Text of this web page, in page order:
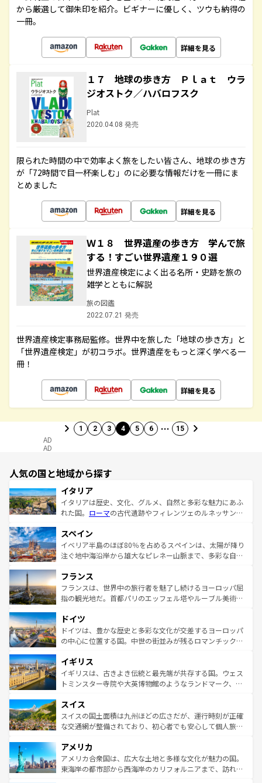
から厳選して御朱印を紹介。ビギナーに優しく、ツウも納得の
一冊。
詳細を見る
１７ 地球の歩き方 Ｐｌａｔ ウラ
ジオストク／ハバロフスク
Plat
2020.04.08 発売
限られた時間の中で効率よく旅をしたい皆さん、地球の歩き方
が「72時間で目一杯楽しむ」のに必要な情報だけを一冊にま
とめました
詳細を見る
Ｗ１８ 世界遺産の歩き方 学んで旅
する！すごい世界遺産１９０選
世界遺産検定によく出る名所・史跡を旅の
雑学とともに解説
旅の図鑑
2022.07.21 発売
世界遺産検定事務局監修。世界中を旅した「地球の歩き方」と
「世界遺産検定」が初コラボ。世界遺産をもっと深く学べる一
冊！
詳細を見る
1 2 3 4 5 6 … 15
AD
AD
人気の国と地域から探す
イタリア
イタリアは歴史、文化、グルメ、自然と多彩な魅力にあふ
れた国。 ローマの古代遺跡やフィレンツェのルネッサンス
ろん、トスカーナの美しい田園風景やアマルフィ海岸の絶
景など、自然景観も見逃せない。観光の合間には、本場の
ピザやパスタなど、絶品のイタリア料理を堪能することも
ませてくれるイタリアで、忘れられない旅をしてみよう！
なお、新着のイタリア情報はコンテンツ一覧 を参照してほ
しい。
スペイン
イベリア半島のほぼ80％を占めるスペインは、太陽が降り
注ぐ地中海沿岸から雄大なピレネー山脈まで、多彩な自然
文化が根付くこの国では、情熱的なフラメンコ、熱気あふ
れる闘牛、そして美味しいタパスが生活の一部となってい
る。首都マドリードの洗練された雰囲気や、バルセロナの
の城塞都市、穏やかなビーチリゾートまで多彩な表情を見
せる。地方によって風土や気候が異なるスペインはその個
性で訪れる人を魅了する。 なお、新着のスペイン情報はコ
フランス
フランスは、世界中の旅行者を魅了し続けるヨーロッパ屈
指の観光地だ。首都パリのエッフェル塔やルーブル美術館
で、幅広い魅力が詰まっている。華麗な宮殿、歴史的な大
聖堂、美しいビーチ、そして豊かな自然が、訪れる者を心
から魅了する。また、フランスは美食の国としても知ら
いる。シャンパンの発祥地であるランス、プロヴァンスの
香り高いラベンダー畑など、多彩な楽しみ方が可能だ。さ
らに、パリ以外の地域にも魅力が溢れており、どの街角に
れる地方に足を運ぶとそれぞれで全く異なる文化を体験で
きるだろう。 なお、新着のフランス情報はコンテンツ一覧
を参照してほしい。
ドイツ
ドイツは、豊かな歴史と多彩な文化が交差するヨーロッパ
の中心に位置する国。中世の街並みが残るロマンチック街
顔を持つこの国は、どこを歩いても飽きることがない。ベ
ルリンの文化的活気、バイエルン州のアルプスの絶景、そ
してライン川沿いのワイン畑といった風景は必見。ビール
は、お酒好きな人にはぜひ体験してほしい。 なお、新着の
ドイツ情報はコンテンツ一覧を参照してほしい。
イギリス
イギリスは、古きよき伝統と最先端が共存する国。ウェス
トミンスター寺院や大英博物館のようなランドマーク、歴
リアごとに異なる魅力がある。また、優雅なアフタヌーン
ティー、ビール好きにはたまらない英国パブ、サッカー観
戦など、本場だからこそできる体験も豊富。イギリスを旅
ンツ一覧を参照してほしい。
スイス
スイスの国土面積は九州ほどの広さだが、運行時刻が正確
な交通網が整備されており、初心者でも安心して個人旅行
の建物がそのまま残る町や、スイスならではのユニークな
博物館もあり、アルプス観光だけでなく町歩きも満喫する
ことができる。国民の所得が高いため物価も高いが、旅行
アメリカ
アメリカ合衆国は、広大な土地と多様な文化が魅力の国。
東海岸の都市部から西海岸のカリフォルニアまで、訪れる